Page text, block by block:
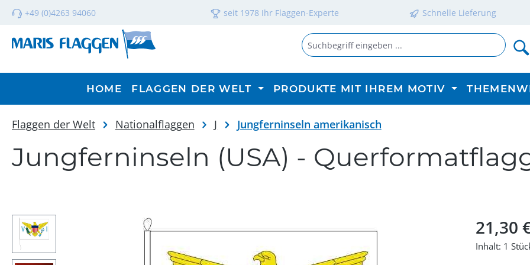
Hauptinhalt springen
Zur Suche springen
Zur Hauptnavigation springen
+49 (0)4263 94060 seit 1978 Ihr Flaggen-Experte Schnelle Lieferung
HOME FLAGGEN DER WELT PRODUKTE MIT IHREM MOTIV
Flaggen der Welt Nationalflaggen J Jungferninseln amerikanisch
Jungferninseln (USA) -
Bildergalerie überspringen Regulärer
21,30
Inhalt: 1